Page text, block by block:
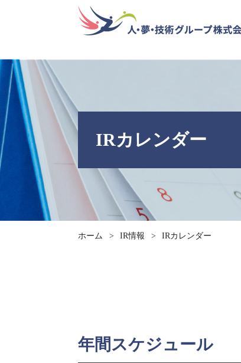
IRカレンダー
ホーム > IR情報 > IRカレンダー
年間スケジュール